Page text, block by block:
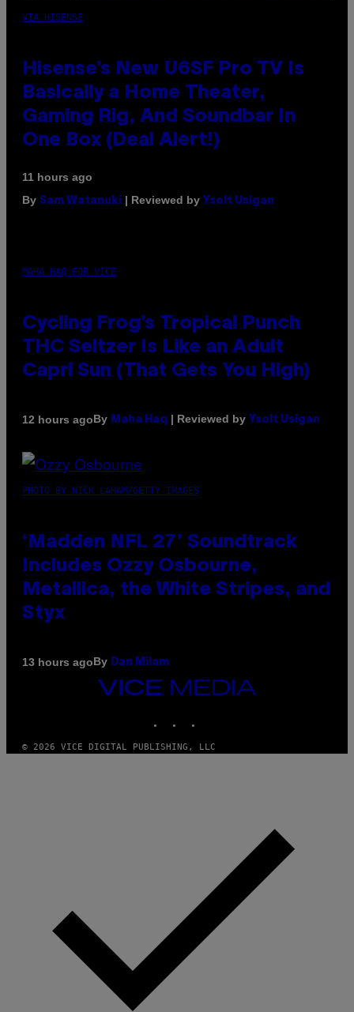
VIA HISENSE
Hisense’s New U6SF Pro TV Is
Basically a Home Theater,
Gaming Rig, And Soundbar In
One Box (Deal Alert!)
11 hours ago
By Sam Watanuki | Reviewed by Ysolt Usigan
MAHA HAQ FOR VICE
Cycling Frog’s Tropical Punch
THC Seltzer Is Like an Adult
Capri Sun (That Gets You High)
12 hours agoBy Maha Haq | Reviewed by Ysolt Usigan
PHOTO BY NICK LAHAM/GETTY IMAGES
‘Madden NFL 27’ Soundtrack
Includes Ozzy Osbourne,
Metallica, the White Stripes, and
Styx
13 hours agoBy Dan Milam
VICE
© 2026 VICE DIGITAL PUBLISHING, LLC